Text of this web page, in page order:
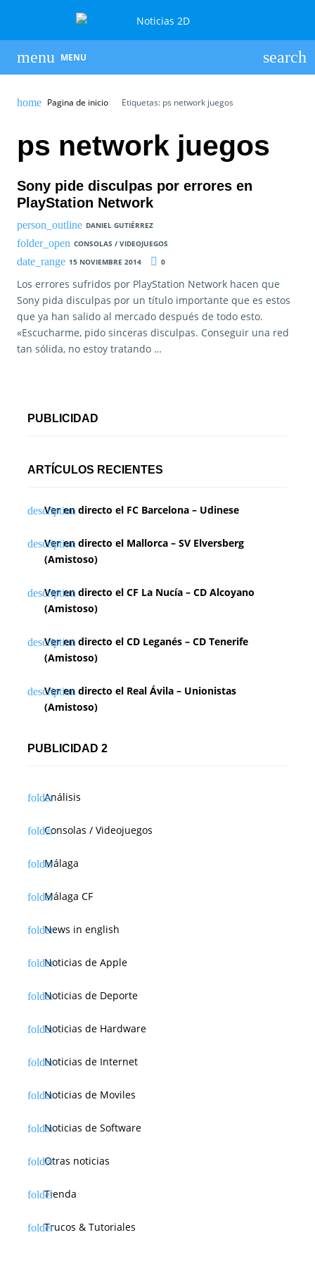
MENU
Pagina de inicio Etiquetas: ps network juegos
ps network juegos
Sony pide disculpas por errores en
PlayStation Network
DANIEL GUTIÉRREZ
CONSOLAS / VIDEOJUEGOS
15 NOVIEMBRE 2014
0
Los errores sufridos por PlayStation Network hacen que
Sony pida disculpas por un título importante que es estos
que ya han salido al mercado después de todo esto.
«Escucharme, pido sinceras disculpas. Conseguir una red
tan sólida, no estoy tratando …
PUBLICIDAD
ARTÍCULOS RECIENTES
Ver en directo el FC Barcelona – Udinese
Ver en directo el Mallorca – SV Elversberg
(Amistoso)
Ver en directo el CF La Nucía – CD Alcoyano
(Amistoso)
Ver en directo el CD Leganés – CD Tenerife
(Amistoso)
Ver en directo el Real Ávila – Unionistas
(Amistoso)
PUBLICIDAD 2
Análisis
Consolas / Videojuegos
Málaga
Málaga CF
News in english
Noticias de Apple
Noticias de Deporte
Noticias de Hardware
Noticias de Internet
Noticias de Moviles
Noticias de Software
Otras noticias
Tienda
Trucos & Tutoriales